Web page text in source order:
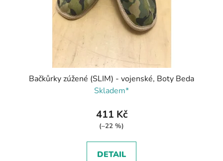
Bačkůrky zúžené (SLIM) - vojenské, Boty Beda
Skladem*
411 Kč
(–22 %)
DETAIL